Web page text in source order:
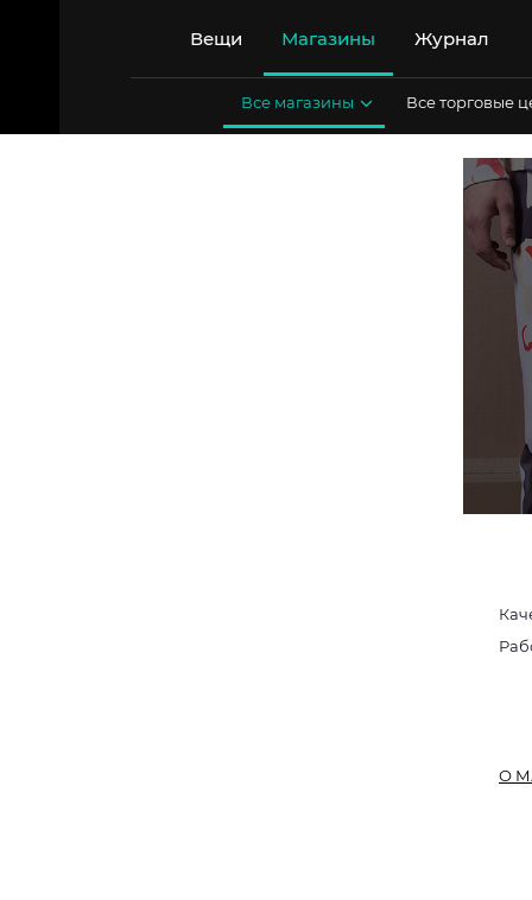
Вещи Магазины Журнал
Все магазины Все торговые
О